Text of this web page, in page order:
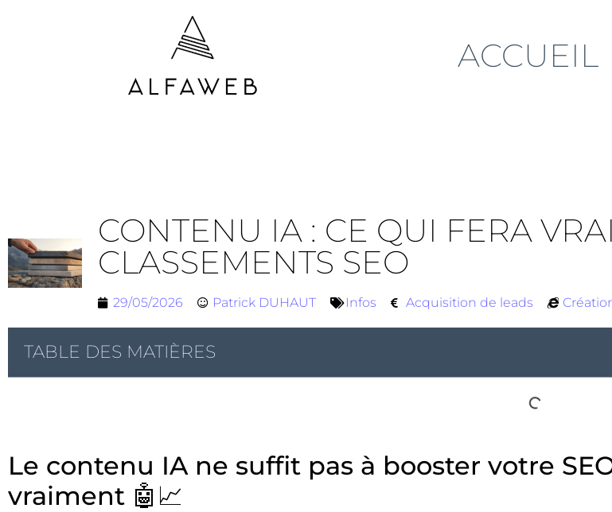
ACCUEIL
CONTENU IA : CE QUI FERA
CLASSEMENTS SEO
29/05/2026 Patrick DUHAUT Infos Acquisition de leads
TABLE DES MATIÈRES
Le contenu IA ne suffit pas à booster votre
vraiment 🤖📈